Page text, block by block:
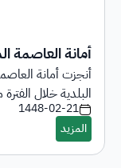
أمانة العاصمة
أنجزت أمانة
البلدية خلال الفترة من 1 يوليو 2026م حتى
1448-02-21